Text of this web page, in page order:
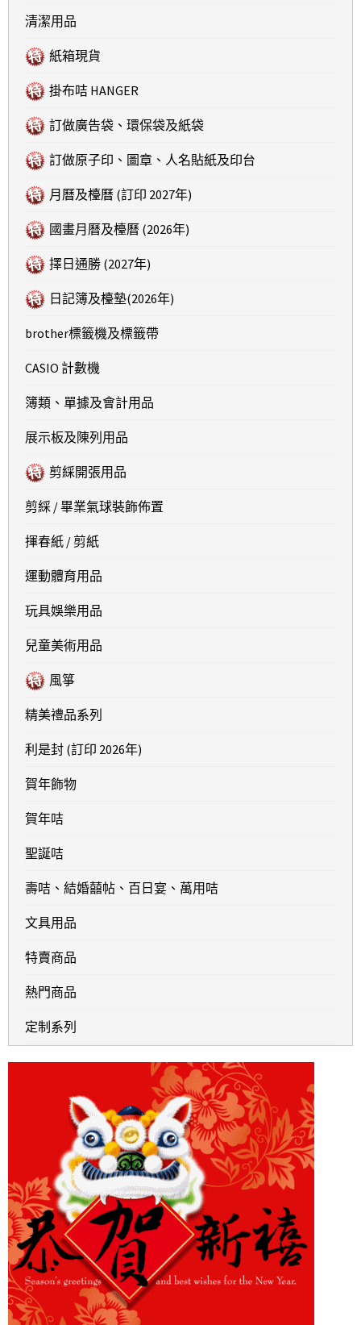
清潔用品
紙箱現貨
掛布咭 HANGER
訂做廣告袋、環保袋及紙袋
訂做原子印、圖章、人名貼紙及印台
月曆及檯曆 (訂印 2027年)
國畫月曆及檯曆 (2026年)
擇日通勝 (2027年)
日記簿及檯墊(2026年)
brother標籤機及標籤帶
CASIO 計數機
簿類、單據及會計用品
展示板及陳列用品
剪綵開張用品
剪綵 / 畢業氣球裝飾佈置
揮春紙 / 剪紙
運動體育用品
玩具娛樂用品
兒童美術用品
風箏
精美禮品系列
利是封 (訂印 2026年)
賀年飾物
賀年咭
聖誕咭
壽咭、結婚囍帖、百日宴、萬用咭
文具用品
特賣商品
熱門商品
定制系列